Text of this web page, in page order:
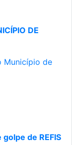
DE
Município de
de REFIS